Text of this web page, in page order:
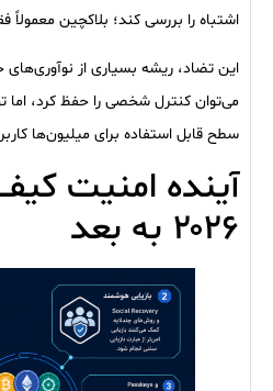
اشتباه را بررسی کند؛ بلاکچین معمولاً
می‌توان کنترل شخصی را حفظ کرد، اما
سطح قابل استفاده برای میلیون‌ها
آینده امنیت
۲۰۲۶ به بعد